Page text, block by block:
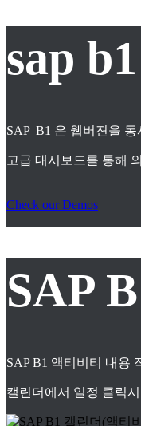
sap
SAP B1 은 웹버젼을
고급 대시보드를 통해
Check our Demos
SAP
SAP B1 액티비티 내용
캘린더에서 일정 클릭